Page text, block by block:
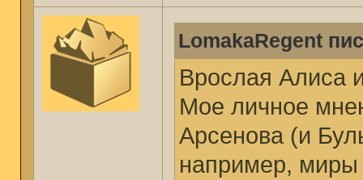
LomakaRegent
Врослая Алиса
Мое личное
Арсенова (и
например, миры